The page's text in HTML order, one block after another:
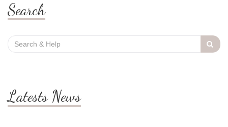
Search
Search
for:
Latests News